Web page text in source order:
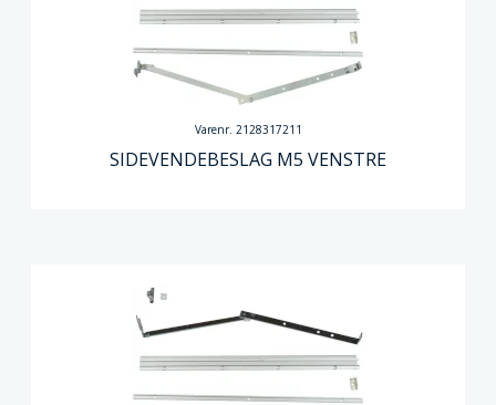
Varenr. 2128317211
SIDEVENDEBESLAG M5 VENSTRE